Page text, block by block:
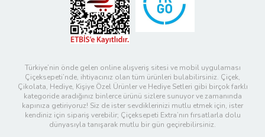
Türkiye’nin önde gelen online alışveriş sitesi ve mobil uygulaması
Çiçeksepeti’nde, ihtiyacınız olan tüm ürünleri bulabilirsiniz. Çiçek,
Çikolata, Hediye, Kişiye Özel Ürünler ve Hediye Setleri gibi birçok farklı
kategoride aradığınız binlerce ürünü sizlere sunuyor ve zamanında
kapınıza getiriyoruz! Siz de ister sevdiklerinizi mutlu etmek için, ister
kendiniz için sipariş verebilir; Çiçeksepeti Extra’nın fırsatlarla dolu
dünyasıyla tanışarak mutlu bir gün geçirebilirsiniz.